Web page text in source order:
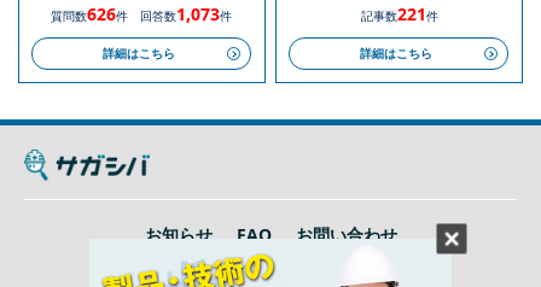
質問数626件 回答数1,073件
詳細はこちら
記事数221件
詳細はこちら
お知らせ FAQ
お問い合わせ
利用規約
プライバシーポリシー